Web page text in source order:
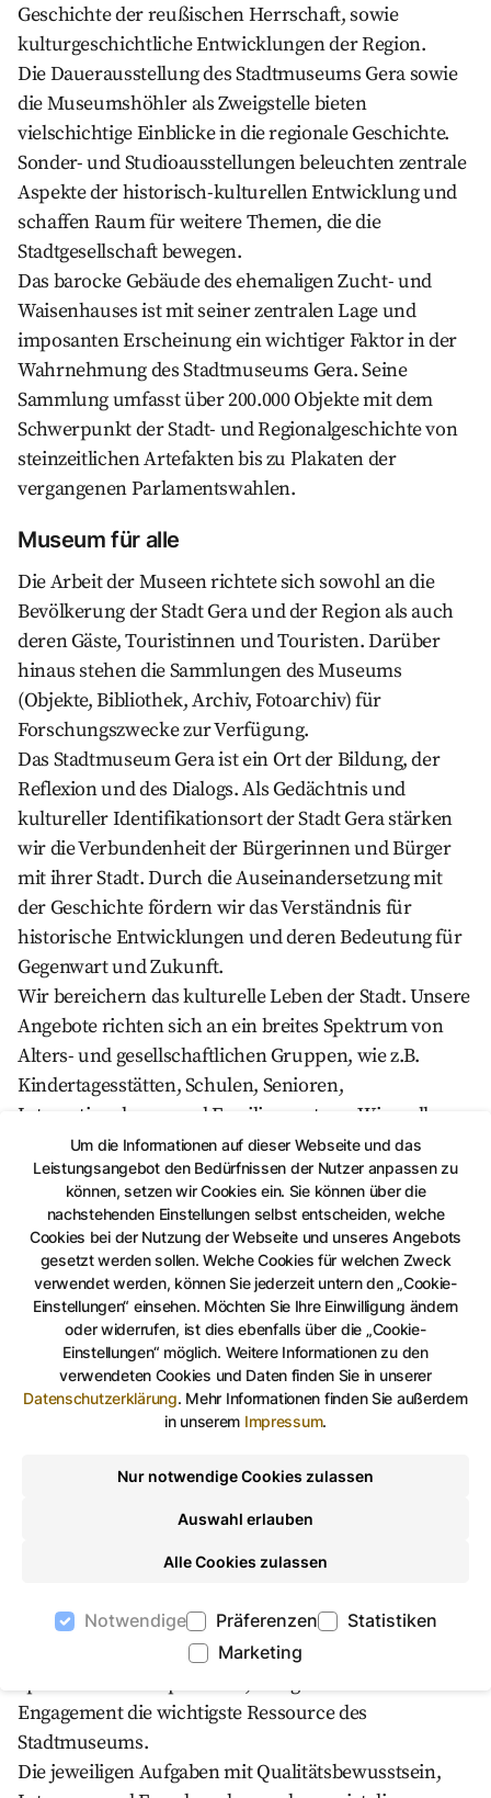
Um die Informationen auf dieser Webseite und das
Leistungsangebot den Bedürfnissen der Nutzer anpassen zu
können, setzen wir Cookies ein. Sie können über die
nachstehenden Einstellungen selbst entscheiden, welche
Cookies bei der Nutzung der Webseite und unseres Angebots
gesetzt werden sollen. Welche Cookies für welchen Zweck
verwendet werden, können Sie jederzeit untern den „Cookie-
Einstellungen“ einsehen. Möchten Sie Ihre Einwilligung ändern
oder widerrufen, ist dies ebenfalls über die „Cookie-
Einstellungen“ möglich. Weitere Informationen zu den
verwendeten Cookies und Daten finden Sie in unserer
Datenschutzerklärung. Mehr Informationen finden Sie außerdem
in unserem Impressum.
Nur notwendige Cookies zulassen
Auswahl erlauben
Alle Cookies zulassen
Notwendige Präferenzen
Statistiken
Marketing
Geschichte der reußischen Herrschaft, sowie
kulturgeschichtliche Entwicklungen der Region.
Die Dauerausstellung des Stadtmuseums Gera sowie
die Museumshöhler als Zweigstelle bieten
vielschichtige Einblicke in die regionale Geschichte.
Sonder- und Studioausstellungen beleuchten zentrale
Aspekte der historisch-kulturellen Entwicklung und
schaffen Raum für weitere Themen, die die
Stadtgesellschaft bewegen.
Das barocke Gebäude des ehemaligen Zucht- und
Waisenhauses ist mit seiner zentralen Lage und
imposanten Erscheinung ein wichtiger Faktor in der
Wahrnehmung des Stadtmuseums Gera. Seine
Sammlung umfasst über 200.000 Objekte mit dem
Schwerpunkt der Stadt- und Regionalgeschichte von
steinzeitlichen Artefakten bis zu Plakaten der
vergangenen Parlamentswahlen.
Museum für alle
Die Arbeit der Museen richtete sich sowohl an die
Bevölkerung der Stadt Gera und der Region als auch
deren Gäste, Touristinnen und Touristen. Darüber
hinaus stehen die Sammlungen des Museums
(Objekte, Bibliothek, Archiv, Fotoarchiv) für
Forschungszwecke zur Verfügung.
Das Stadtmuseum Gera ist ein Ort der Bildung, der
Reflexion und des Dialogs. Als Gedächtnis und
kultureller Identifikationsort der Stadt Gera stärken
wir die Verbundenheit der Bürgerinnen und Bürger
mit ihrer Stadt. Durch die Auseinandersetzung mit
der Geschichte fördern wir das Verständnis für
historische Entwicklungen und deren Bedeutung für
Gegenwart und Zukunft.
Wir bereichern das kulturelle Leben der Stadt. Unsere
Angebote richten sich an ein breites Spektrum von
Alters- und gesellschaftlichen Gruppen, wie z.B.
Kindertagesstätten, Schulen, Senioren,
Integrationskurse und Familienzentren. Wir wollen
aber auch Interesse für historische Zusammenhänge
wecken, die bis in die Zukunft wirken und
Denkanstöße für Geschichtsinteressierte, für Kultur-
und Kunstbegeisterte bieten.
Auftrag, Anspruch und Arbeitsweise
Die Bewahrung des kulturellen Erbes der Stadt Gera
ist eine gesellschaftliche Verpflichtung. Die
Sammlungen des Stadtmuseums zu bewahren, gezielt
zu erweitern und zu erforschen gehören zu den
Wir sammeln, dokumentieren und erschließen
geprägt von Sorgfalt, Wissenschaftlichkeit und
Neben den historischen Objekten sind die
Mitarbeiterinnen und Mitarbeiter mit ihren
Engagement die wichtigste Ressource des
Stadtmuseums.
Die jeweiligen Aufgaben mit Qualitätsbewusstsein,